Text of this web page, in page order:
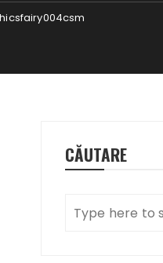
CĂUTARE